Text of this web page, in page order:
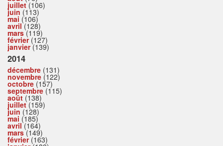
juillet(106)
juin (113)
mai (106)
avril(128)
mars(119)
février(127)
janvier(139)
2014
décembre (131)
novembre (122)
octobre (157)
septembre (115)
août (138)
juillet(159)
juin (128)
mai (185)
avril(164)
mars(149)
février(163)